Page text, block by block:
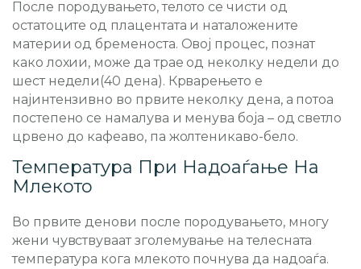
После породувањето, телото се чисти од
остатоците од плацентата и наталожените
материи од бременоста. Овој процес, познат
како лохии, може да трае од неколку недели до
шест недели(40 дена). Крварењето е
најинтензивно во првите неколку дена, а потоа
постепено се намалува и менува боја – од светло
црвено до кафеаво, па жолтеникаво-бело.
Температура При Надоаѓање На
Млекото
Во првите денови после породувањето, многу
жени чувствуваат зголемување на телесната
температура кога млекото почнува да надоаѓа.